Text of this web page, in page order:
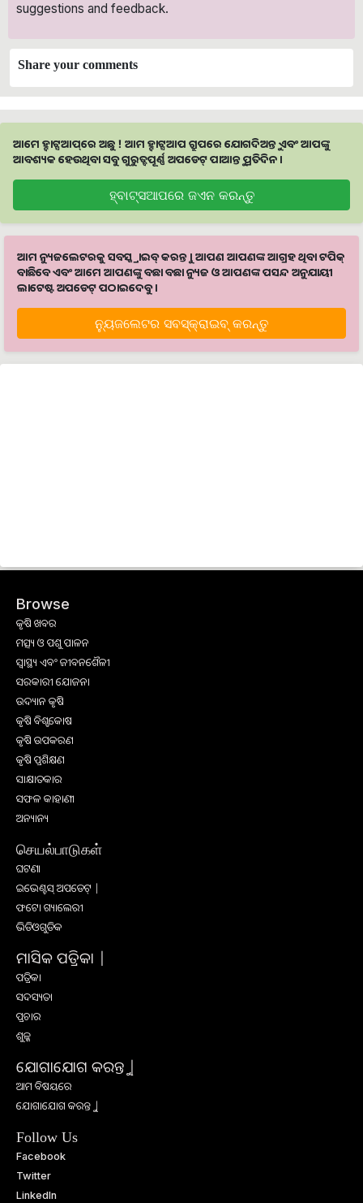
suggestions and feedback.
Share your comments
ଆମେ ହ୍ବାଟ୍ସଆପ୍‌ରେ ଅଛୁ ! ଆମ ହ୍ବାଟ୍ସଆପ ଗ୍ରୁପରେ ଯୋଗଦିଅନ୍ତୁ ଏବଂ ଆପଙ୍କୁ
ଆବଶ୍ୟକ ହେଉଥିବା ସବୁ ଗୁରୁତ୍ବପୂର୍ଣ୍ଣ ଅପଡେଟ୍‌ ପାଆନ୍ତୁ ପ୍ରତିଦିନ ।
ହ୍ବାଟ୍ସଆପରେ ଜଏନ କରନ୍ତୁ
ଆମ ନ୍ୟୁଜଲେଟରକୁ ସବସ୍କ୍ରାଇବ୍ କରନ୍ତୁ । ଆପଣ ଆପଣଙ୍କ ଆଗ୍ରହ ଥିବା ଟପିକ୍‌
ବାଛିବେ ଏବଂ ଆମେ ଆପଣଙ୍କୁ ବଛା ବଛା ନ୍ୟୁଜ ଓ ଆପଣଙ୍କ ପସନ୍ଦ ଅନୁଯାୟୀ
ଲାଟେଷ୍ଟ ଅପଡେଟ୍‌ ପଠାଇଦେବୁ ।
ନ୍ୟୁଜଲେଟର ସବସ୍କ୍ରାଇବ୍‌ କରନ୍ତୁ
Browse
କୃଷି ଖବର
ମତ୍ସ୍ୟ ଓ ପଶୁ ପାଳନ
ସ୍ୱାସ୍ଥ୍ୟ ଏବଂ ଜୀବନଶୈଳୀ
ସରକାରୀ ଯୋଜନା
ଉଦ୍ୟାନ କୃଷି
କୃଷି ବିଶ୍ବକୋଷ
କୃଷି ଉପକରଣ
କୃଷି ପ୍ରଶିକ୍ଷଣ
ସାକ୍ଷାତକାର
ସଫଳ କାହାଣୀ
ଅନ୍ୟାନ୍ୟ
செயல்பாடுகள்
ଘଟଣା
ଇଭେଣ୍ଟସ୍ ଅପଡେଟ୍ |
ଫଟୋ ଗ୍ୟାଲେରୀ
ଭିଡିଓଗୁଡିକ
ମାସିକ ପତ୍ରିକା |
ପତ୍ରିକା
ସଦସ୍ୟତା
ପ୍ରଚାର
ଶୁଳ୍କ
ଯୋଗାଯୋଗ କରନ୍ତୁ |
ଆମ ବିଷୟରେ
ଯୋଗାଯୋଗ କରନ୍ତୁ |
Follow Us
Facebook
Twitter
LinkedIn